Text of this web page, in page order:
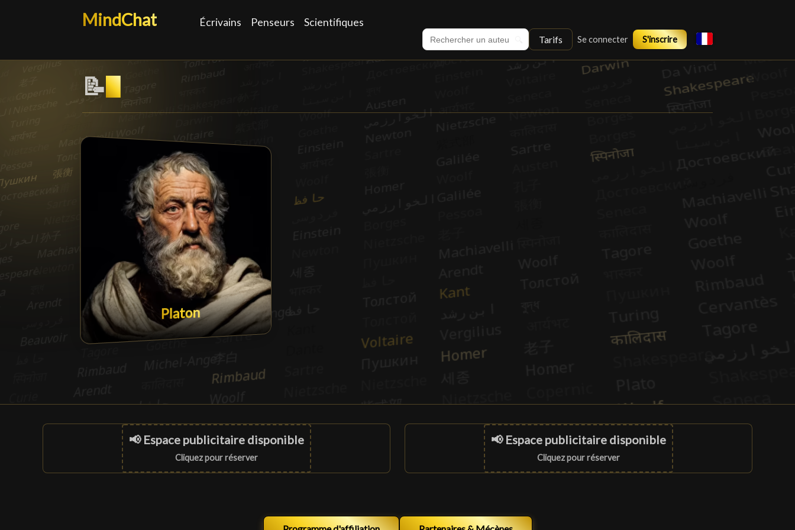
MindChat Écrivains Penseurs Scientifiques
Tarifs Se connecter S'inscrire
📝Épigrammatiste
█
Platon
📢 Espace publicitaire disponible
Cliquez pour réserver
📢 Espace publicitaire disponible
Cliquez pour réserver